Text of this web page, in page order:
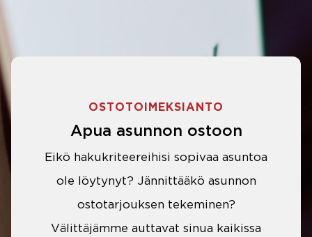
OSTOTOIMEKSIANTO
Apua asunnon ostoon
Eikö hakukriteereihisi sopivaa asuntoa
ole löytynyt? Jännittääkö asunnon
ostotarjouksen tekeminen?
Välittäjämme auttavat sinua kaikissa